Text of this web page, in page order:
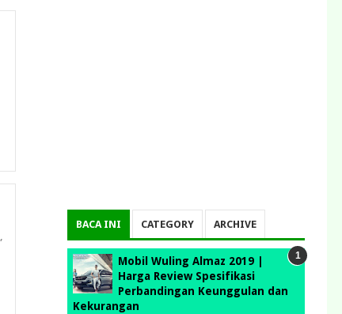
,
BACA INI CATEGORY ARCHIVE
Mobil Wuling Almaz 2019 |
Harga Review Spesifikasi
Perbandingan Keunggulan dan
Kekurangan